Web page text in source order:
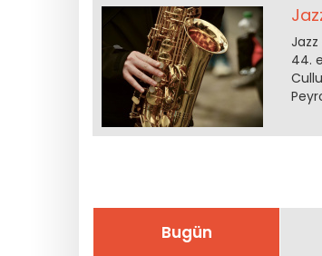
44.
Bugün